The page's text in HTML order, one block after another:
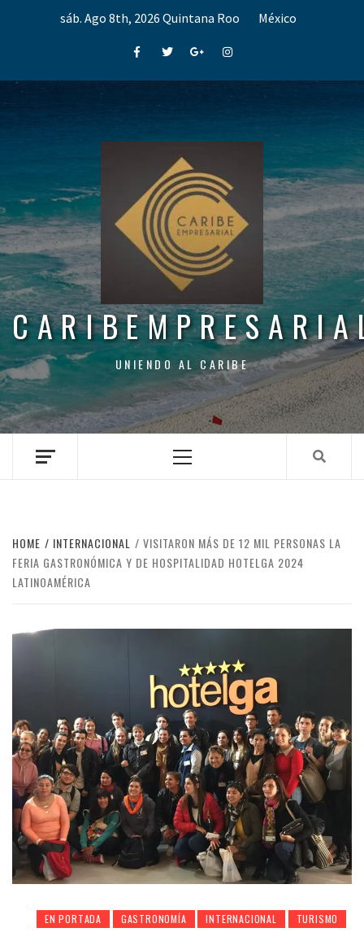
sáb. Ago 8th, 2026 Quintana Roo México
FacebookTwitterGoogle+Instagram
UNIENDO AL CARIBE
Menu
HOME INTERNACIONAL
VISITARON MÁS DE 12 MIL PERSONAS LA
FERIA GASTRONÓMICA Y DE HOSPITALIDAD HOTELGA 2024
LATINOAMÉRICA
EN PORTADA GASTRONOMÍA INTERNACIONAL TURISMO